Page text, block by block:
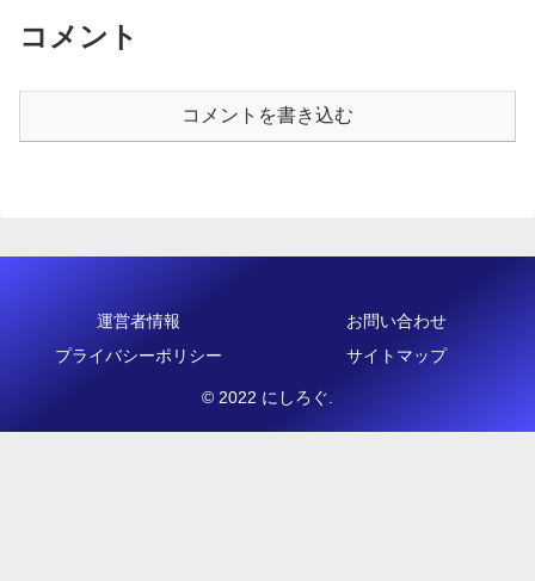
コメント
コメントを書き込む
運営者情報
お問い合わせ
プライバシーポリシー
サイトマップ
© 2022 にしろぐ.